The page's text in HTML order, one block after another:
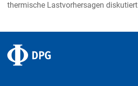
thermische Lastvorhersagen